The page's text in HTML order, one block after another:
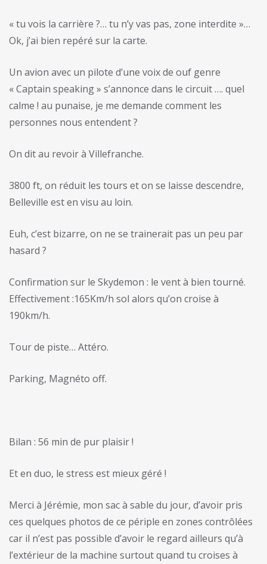
« tu vois la carrière ?… tu n’y vas pas, zone interdite »…
Ok, j’ai bien repéré sur la carte.
Un avion avec un pilote d’une voix de ouf genre
« Captain speaking » s’annonce dans le circuit …. quel
calme ! au punaise, je me demande comment les
personnes nous entendent ?
On dit au revoir à Villefranche.
3800 ft, on réduit les tours et on se laisse descendre,
Belleville est en visu au loin.
Euh, c’est bizarre, on ne se trainerait pas un peu par
hasard ?
Confirmation sur le Skydemon : le vent à bien tourné.
Effectivement :165Km/h sol alors qu’on croise à
190km/h.
Tour de piste… Attéro.
Parking, Magnéto off.
Bilan : 56 min de pur plaisir !
Et en duo, le stress est mieux géré !
Merci à Jérémie, mon sac à sable du jour, d’avoir pris
ces quelques photos de ce périple en zones contrôlées
car il n’est pas possible d’avoir le regard ailleurs qu’à
l’extérieur de la machine surtout quand tu croises à